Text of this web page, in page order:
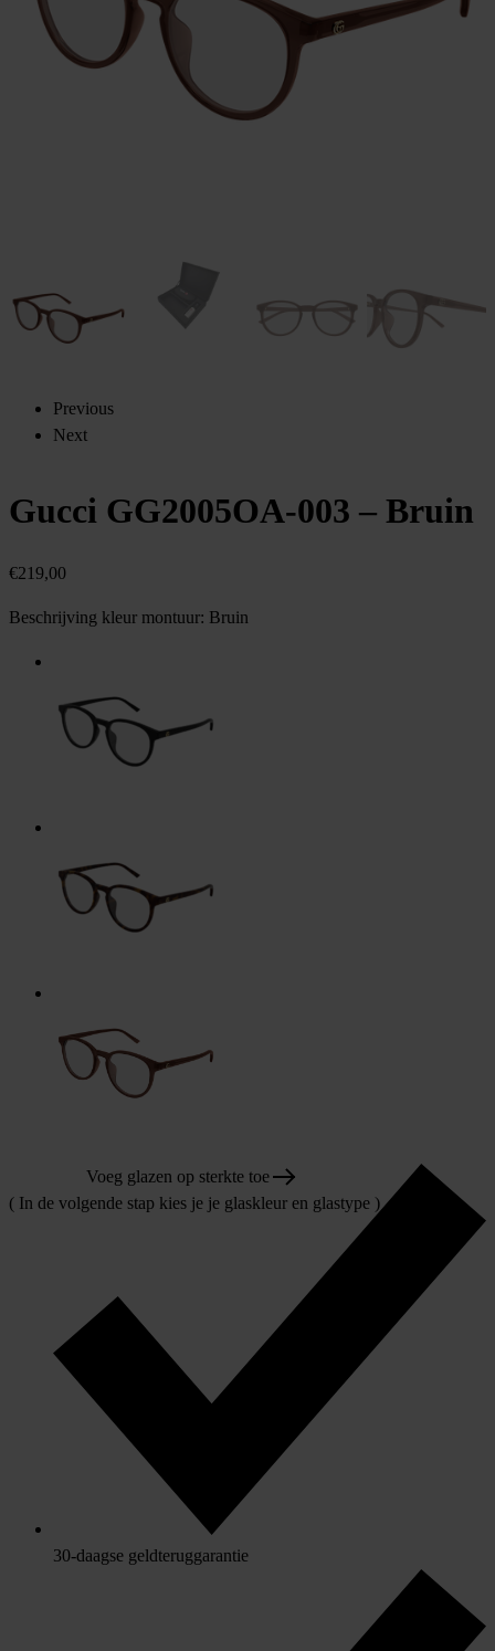
Previous
Next
Gucci GG2005OA-003 – Bruin
€219,00
Beschrijving kleur montuur: Bruin
Voeg glazen op sterkte toe
( In de volgende stap kies je je glaskleur en glastype )
30-daagse geldteruggarantie